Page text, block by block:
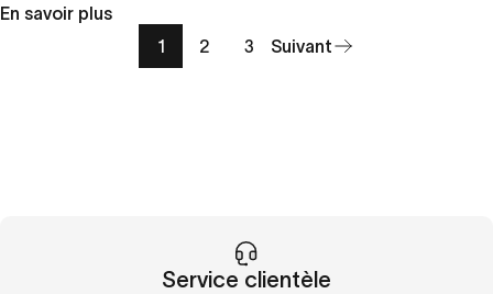
En savoir plus
1
2 3 Suivant
Service clientèle